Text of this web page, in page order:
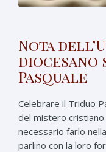
Nota
diocesano
Pasquale
Celebrare il Triduo
del mistero
necessario farlo
parlino con la loro